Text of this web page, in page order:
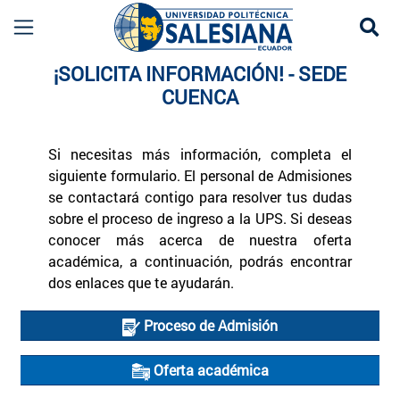
Información UPS Cuenca | Admisiones y
¡SOLICITA INFORMACIÓN! - SEDE
CUENCA
Si necesitas más información, completa el
siguiente formulario. El personal de Admisiones
se contactará contigo para resolver tus dudas
sobre el proceso de ingreso a la UPS. Si deseas
conocer más acerca de nuestra oferta
académica, a continuación, podrás encontrar
dos enlaces que te ayudarán.
Proceso de Admisión
Oferta académica